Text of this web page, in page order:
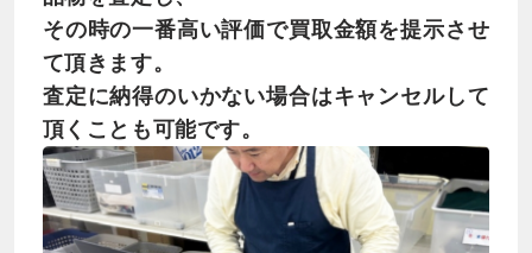
その時の一番高い評価で買取金額を提示させ
て頂きます。
査定に納得のいかない場合はキャンセルして
頂くことも可能です。